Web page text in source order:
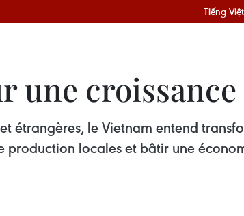
Tiếng Việt
une
étrangères, le Vietnam entend
production locales et bâtir une